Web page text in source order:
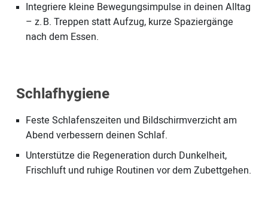
Integriere kleine Bewegungsimpulse in deinen Alltag
– z. B. Treppen statt Aufzug, kurze Spaziergänge
nach dem Essen.
Schlafhygiene
Feste Schlafenszeiten und Bildschirmverzicht am
Abend verbessern deinen Schlaf.
Unterstütze die Regeneration durch Dunkelheit,
Frischluft und ruhige Routinen vor dem Zubettgehen.